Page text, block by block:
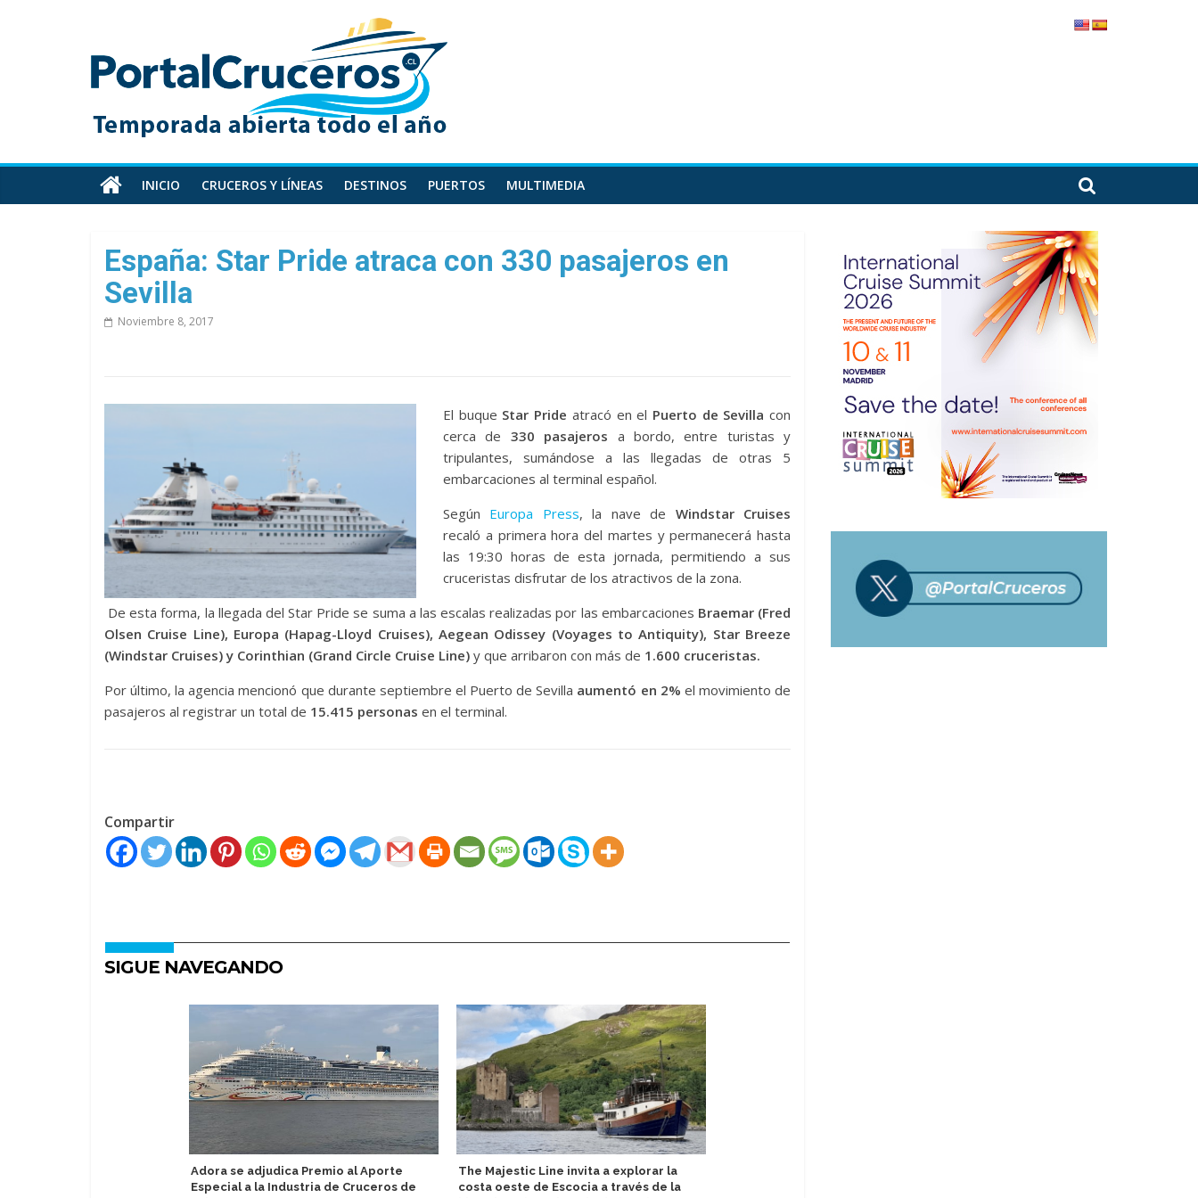
PortalCruceros
Toda
información
cruceros
en
un
sitio
INICIO CRUCEROS Y LÍNEAS DESTINOS PUERTOS MULTIMEDIA
España: Star Pride atraca con 330 pasajeros en
Sevilla
Noviembre 8, 2017
El buque Star Pride atracó en el Puerto de Sevilla con
cerca de 330 pasajeros a bordo, entre turistas y
tripulantes, sumándose a las llegadas de otras 5
embarcaciones al terminal español.
Según Europa Press, la nave de Windstar Cruises
recaló a primera hora del martes y permanecerá hasta
las 19:30 horas de esta jornada, permitiendo a sus
cruceristas disfrutar de los atractivos de la zona.
De esta forma, la llegada del Star Pride se suma a las escalas realizadas por las embarcaciones Braemar (Fred
Olsen Cruise Line), Europa (Hapag-Lloyd Cruises), Aegean Odissey (Voyages to Antiquity), Star Breeze
(Windstar Cruises) y Corinthian (Grand Circle Cruise Line) y que arribaron con más de 1.600 cruceristas.
Por último, la agencia mencionó que durante septiembre el Puerto de Sevilla aumentó en 2% el movimiento de
pasajeros al registrar un total de 15.415 personas en el terminal.
Compartir
SIGUE NAVEGANDO
Adora se adjudica Premio al Aporte
Especial a la Industria de Cruceros de
The Majestic Line invita a explorar la
costa oeste de Escocia a través de la